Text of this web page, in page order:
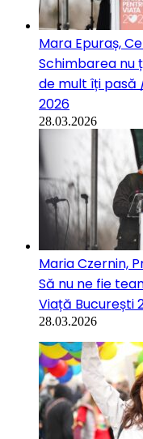
Mara Epuraș,
Schimbarea nu
de mult îți pasă
2026
28.03.2026
Maria Czernin,
Să nu ne fie
Viață București
28.03.2026